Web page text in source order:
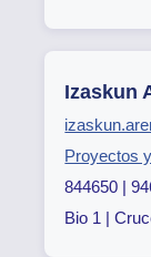
Izaskun
Proyectos
844650 |
Bio 1 |